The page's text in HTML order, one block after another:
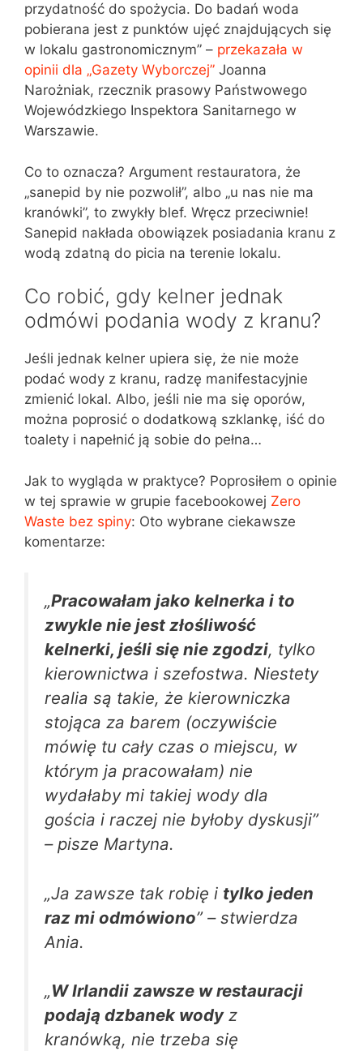
przydatność do spożycia. Do badań woda
pobierana jest z punktów ujęć znajdujących się
w lokalu gastronomicznym” – przekazała w
opinii dla „Gazety Wyborczej” Joanna
Narożniak, rzecznik prasowy Państwowego
Wojewódzkiego Inspektora Sanitarnego w
Warszawie.
Co to oznacza? Argument restauratora, że
„sanepid by nie pozwolił”, albo „u nas nie ma
kranówki”, to zwykły blef. Wręcz przeciwnie!
Sanepid nakłada obowiązek posiadania kranu z
wodą zdatną do picia na terenie lokalu.
Co robić, gdy kelner jednak
odmówi podania wody z kranu?
Jeśli jednak kelner upiera się, że nie może
podać wody z kranu, radzę manifestacyjnie
zmienić lokal. Albo, jeśli nie ma się oporów,
można poprosić o dodatkową szklankę, iść do
toalety i napełnić ją sobie do pełna…
Jak to wygląda w praktyce? Poprosiłem o opinie
w tej sprawie w grupie facebookowej Zero
Waste bez spiny: Oto wybrane ciekawsze
komentarze:
„Pracowałam jako kelnerka i to
zwykle nie jest złośliwość
kelnerki, jeśli się nie zgodzi, tylko
kierownictwa i szefostwa. Niestety
realia są takie, że kierowniczka
stojąca za barem (oczywiście
mówię tu cały czas o miejscu, w
którym ja pracowałam) nie
wydałaby mi takiej wody dla
gościa i raczej nie byłoby dyskusji”
– pisze Martyna.
„Ja zawsze tak robię i tylko jeden
raz mi odmówiono” – stwierdza
Ania.
„W Irlandii zawsze w restauracji
podają dzbanek wodyz
kranówką, nie trzeba się